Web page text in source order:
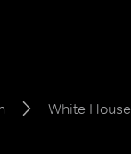
White